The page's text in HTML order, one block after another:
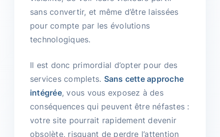
sans convertir, et même d’être laissées
pour compte par les évolutions
technologiques.
Il est donc primordial d’opter pour des
services complets. Sans cette approche
intégrée, vous vous exposez à des
conséquences qui peuvent être néfastes :
votre site pourrait rapidement devenir
obsolète, risquant de perdre l’attention